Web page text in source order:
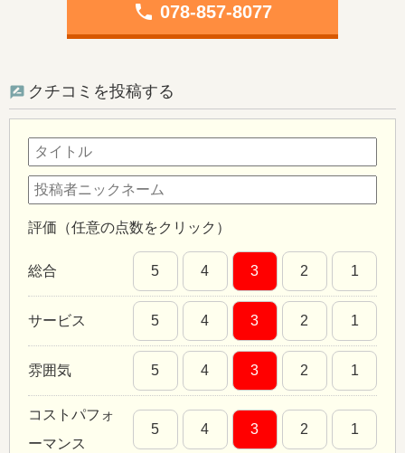
phone 078-857-8077
クチコミを投稿する
評価（任意の点数をクリック）
総合 5 4 3 2 1
サービス 5 4 3 2 1
雰囲気 5 4 3 2 1
コストパフォ
ーマンス
5 4 3 2 1